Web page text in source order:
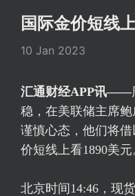
国际金价短线
10 Jan 2023
汇通财经APP讯——
稳，在美联储主席
谨慎心态，他们将
价短线上看1890美元
北京时间14:46， 现